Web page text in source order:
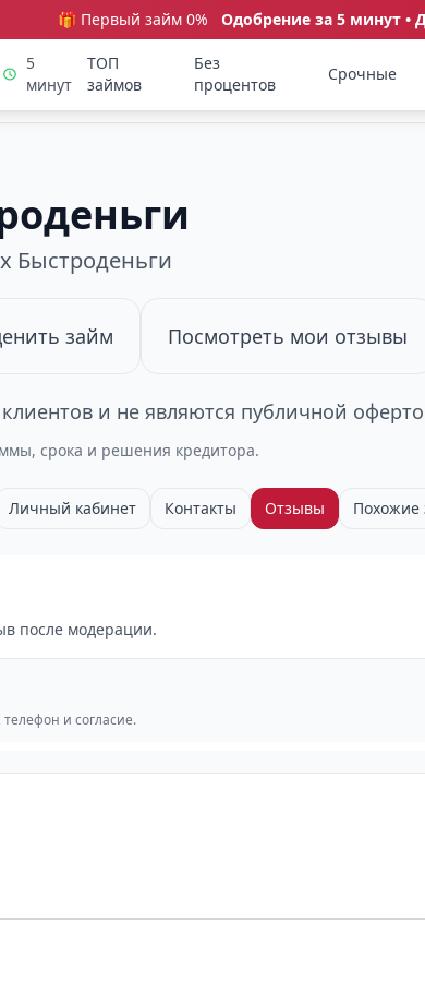
🎁 Первый займ 0% Одобрение за 5 минут •
5
минут
ТОП
займов
Без
процентов
Срочные
Быстроденьги
займ Посмотреть мои отзывы
и не являются публичной
срока и решения кредитора.
Личный кабинет Контакты Отзывы Похожие
после модерации.
телефон и согласие.